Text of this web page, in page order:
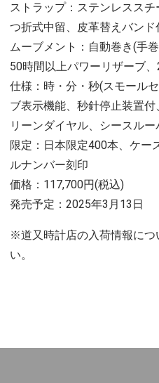
ストラップ：ステンレスス
つ折式中留、皮革替えバンド
ムーブメント：自動巻き(手
50時間以上パワーリザーブ
仕様：時・分・秒(スモール
ブ表示機能、秒針停止装置
リーンダイヤル、シースルー
限定：日本限定400本、ケー
ルナンバー刻印
価格：117,700円(税込)
発売予定：2025年3月13日
※道又時計店の入荷情報につ
い。